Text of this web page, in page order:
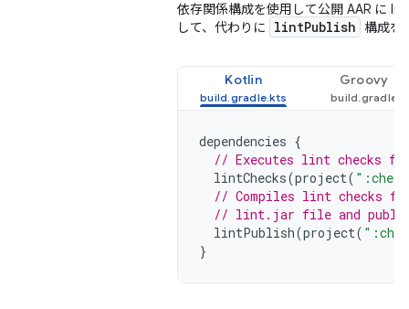
依存関係構成を使用して公開 AAR に
して、代わりに
lintPublish 構成を
Kotlin Groovy
dependencies {
// Executes lint checks
lintChecks(project(
// Compiles lint checks
// lint.jar file and
lintPublish(project(
}